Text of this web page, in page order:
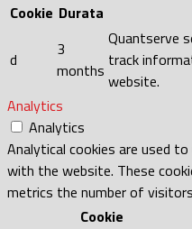
Cookie Durata
d
3
months
Quantserve
track
website.
Analytics
Analytics
Analytical cookies are used
with the website. These
metrics the number of
Cookie